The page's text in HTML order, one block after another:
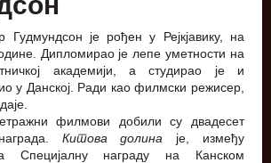
Гудмундсон је рођен у Рејкјавику, на
Дипломирао је лепе уметности на
академији, а студирао је и
у Данској. Ради као филмски режисер,
филмови добили су двадесет
Китова долина је, између
Специјалну награду на Канском